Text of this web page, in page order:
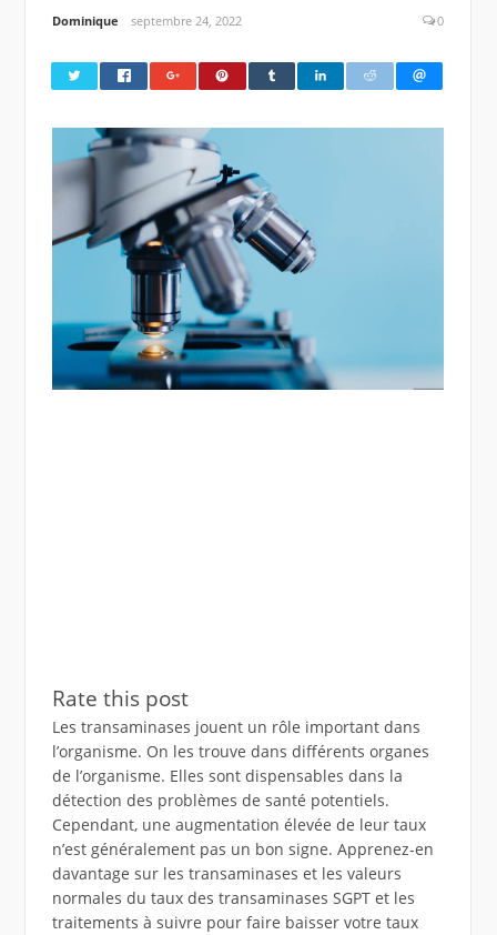
Dominique septembre 24, 2022 0
Rate this post
Les transaminases jouent un rôle important dans
l’organisme. On les trouve dans différents organes
de l’organisme. Elles sont dispensables dans la
détection des problèmes de santé potentiels.
Cependant, une augmentation élevée de leur taux
n’est généralement pas un bon signe. Apprenez-en
davantage sur les transaminases et les valeurs
normales du taux des transaminases SGPT et les
traitements à suivre pour faire baisser votre taux